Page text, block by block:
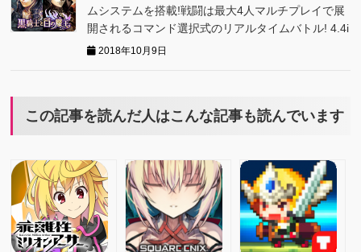
ムシステムを搭載!戦闘は最大4人マルチプレイで展
開されるコマンド選択式のリアルタイムバトル! 4.4i
2018年10月9日
この記事を読んだ人はこんな記事も読んでいます